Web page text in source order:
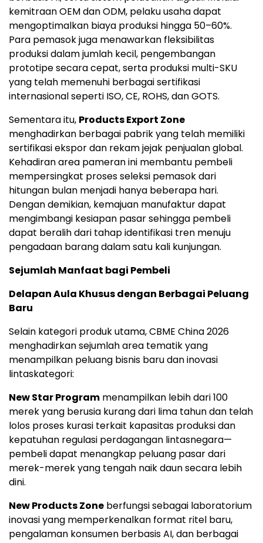
kemitraan OEM dan ODM, pelaku usaha dapat
mengoptimalkan biaya produksi hingga 50–60%.
Para pemasok juga menawarkan fleksibilitas
produksi dalam jumlah kecil, pengembangan
prototipe secara cepat, serta produksi multi-SKU
yang telah memenuhi berbagai sertifikasi
internasional seperti ISO, CE, ROHS, dan GOTS.
Sementara itu, Products Export Zone
menghadirkan berbagai pabrik yang telah memiliki
sertifikasi ekspor dan rekam jejak penjualan global.
Kehadiran area pameran ini membantu pembeli
mempersingkat proses seleksi pemasok dari
hitungan bulan menjadi hanya beberapa hari.
Dengan demikian, kemajuan manufaktur dapat
mengimbangi kesiapan pasar sehingga pembeli
dapat beralih dari tahap identifikasi tren menuju
pengadaan barang dalam satu kali kunjungan.
Sejumlah Manfaat bagi Pembeli
Delapan Aula Khusus dengan Berbagai Peluang
Baru
Selain kategori produk utama, CBME China 2026
menghadirkan sejumlah area tematik yang
menampilkan peluang bisnis baru dan inovasi
lintaskategori:
New Star Program menampilkan lebih dari 100
merek yang berusia kurang dari lima tahun dan telah
lolos proses kurasi terkait kapasitas produksi dan
kepatuhan regulasi perdagangan lintasnegara—
pembeli dapat menangkap peluang pasar dari
merek-merek yang tengah naik daun secara lebih
dini.
New Products Zone berfungsi sebagai laboratorium
inovasi yang memperkenalkan format ritel baru,
pengalaman konsumen berbasis AI, dan berbagai